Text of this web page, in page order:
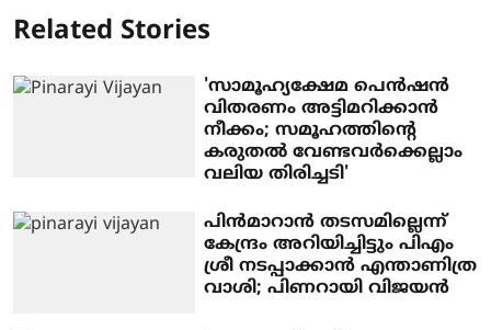
Related Stories
'സാമൂഹ്യക്ഷേമ പെൻഷൻ
വിതരണം അട്ടിമറിക്കാൻ
നീക്കം; സമൂഹത്തിന്റെ
കരുതൽ വേണ്ടവർക്കെല്ലാം
വലിയ തിരിച്ചടി'
പിന്‍മാറാന്‍ തടസമില്ലെന്ന്
കേന്ദ്രം അറിയിച്ചിട്ടും പിഎം
ശ്രീ നടപ്പാക്കാന്‍ എന്താണിത്ര
വാശി; പിണറായി വിജയന്‍